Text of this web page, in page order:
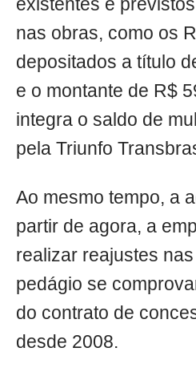
existentes e
nas obras, como os
depositados a título
e o montante de R$
integra o saldo de
pela Triunfo
Ao mesmo tempo, a
partir de agora, a
realizar reajustes
pedágio se
do contrato de
desde 2008.